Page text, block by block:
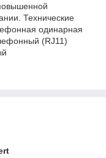
Технические
одинарная
(RJ11)